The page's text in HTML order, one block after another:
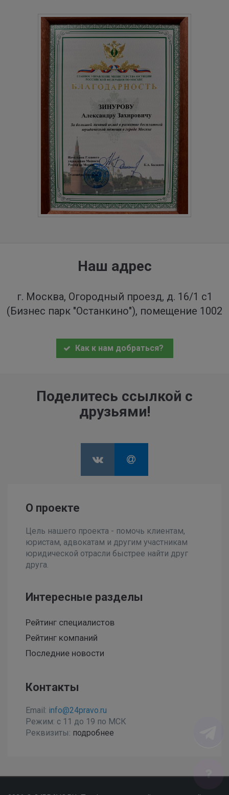
Наш адрес
г. Москва, Огородный проезд, д. 16/1 с1
(Бизнес парк "Останкино"), помещение 1002
Как к нам добраться?
Поделитесь ссылкой с
друзьями!
О проекте
Цель нашего проекта - помочь клиентам,
юристам, адвокатам и другим участникам
юридической отрасли быстрее найти друг
друга.
Интересные разделы
Рейтинг специалистов
Рейтинг компаний
Последние новости
Контакты
Email: info@24pravo.ru
Режим: с 11 до 19 по МСК
Реквизиты: подробнее